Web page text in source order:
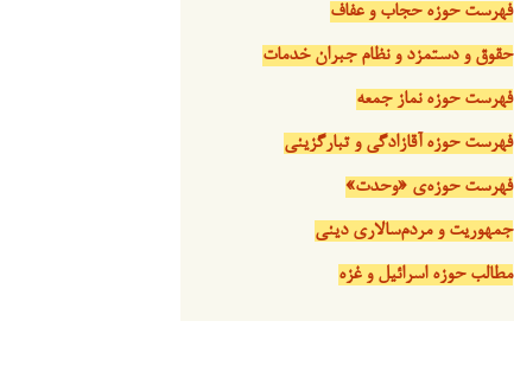
فهرست حوزه حجاب و عفاف
حقوق و دستمزد و نظام جبران خدمات
فهرست حوزه نماز جمعه
فهرست حوزه آقازادگی و تبارگزینی
فهرست حوزه‌ی «وحدت»
جمهوریت و مردم‌سالاری دینی
مطالب حوزه اسرائیل و غزه